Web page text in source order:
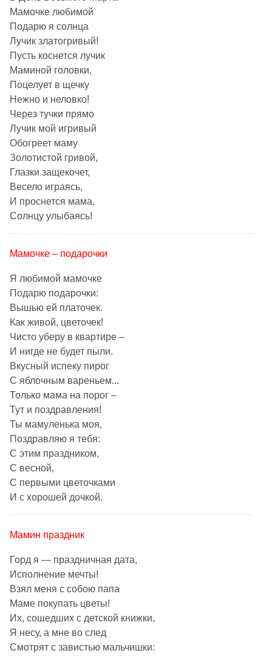
Мамочке любимой
Подарю я солнца
Лучик златогривый!
Пусть коснется лучик
Маминой головки,
Поцелует в щечку
Нежно и неловко!
Через тучки прямо
Лучик мой игривый
Обогреет маму
Золотистой гривой,
Глазки защекочет,
Весело играясь,
И проснется мама,
Солнцу улыбаясь!
Мамочке – подарочки
Я любимой мамочке
Подарю подарочки:
Вышью ей платочек.
Как живой, цветочек!
Чисто уберу в квартире –
И нигде не будет пыли.
Вкусный испеку пирог
С яблочным вареньем...
Только мама на порог –
Тут и поздравления!
Ты мамуленька моя,
Поздравляю я тебя:
С этим праздником,
С весной,
С первыми цветочками
И с хорошей дочкой.
Мамин праздник
Горд я — праздничная дата,
Исполнение мечты!
Взял меня с собою папа
Маме покупать цветы!
Их, сошедших с детской книжки,
Я несу, а мне во след
Смотрят с завистью мальчишки: